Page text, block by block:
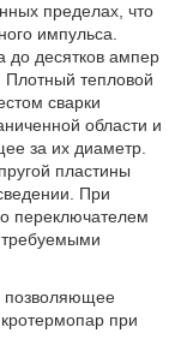
пределах, что
импульса.
до десятков ампер
тепловой
сварки
области и
за их диаметр.
пластины
При
переключателем
требуемыми
позволяющее
при